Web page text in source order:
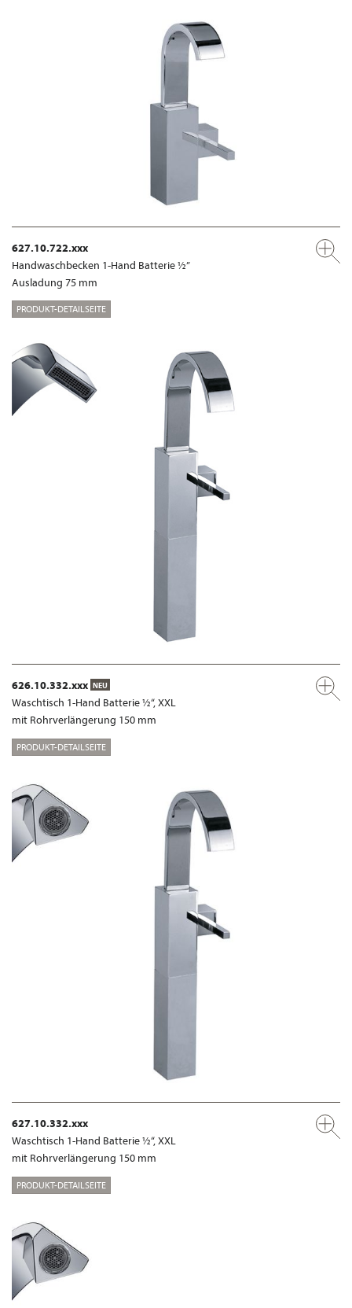
627.10.722.xxx
Handwaschbecken 1-Hand Batterie ½”
Ausladung 75 mm
PRODUKT-DETAILSEITE
626.10.332.xxx NEU
Waschtisch 1-Hand Batterie ½“, XXL
mit Rohrverlängerung 150 mm
PRODUKT-DETAILSEITE
627.10.332.xxx
Waschtisch 1-Hand Batterie ½“, XXL
mit Rohrverlängerung 150 mm
PRODUKT-DETAILSEITE